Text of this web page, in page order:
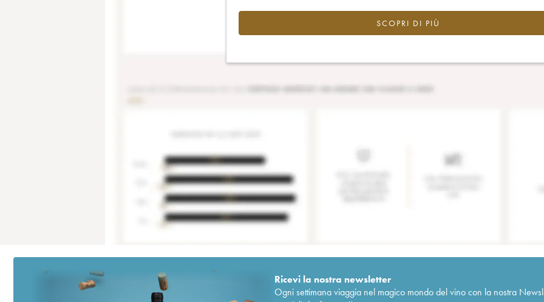
SCOPRI DI PIÙ
Ricevi la nostra newsletter
Ogni settimana viaggia nel magico mondo del vino con la nostra